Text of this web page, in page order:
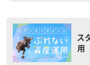
ス
用